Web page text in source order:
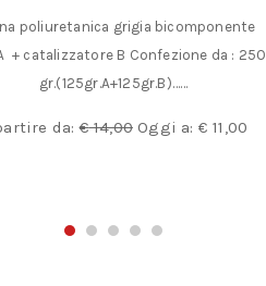
poliuretanica grigia bicomponente
+ catalizzatore B Confezione da : 250
gr.(125gr.A+125gr.B)……
da:€14,00Oggi a: € 11,00